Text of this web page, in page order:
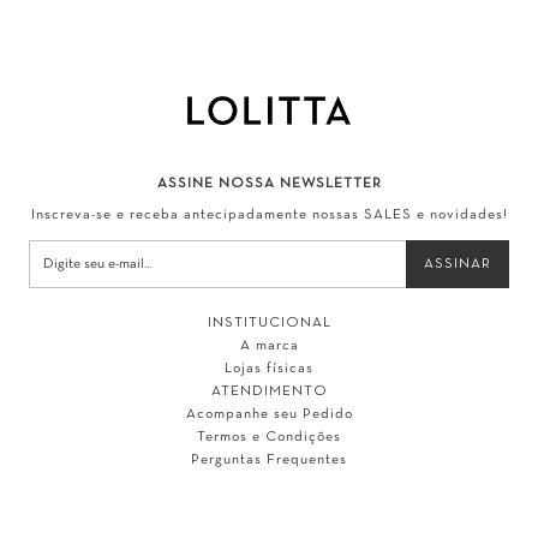
INSTITUCIONAL
A marca
Lojas físicas
ATENDIMENTO
Acompanhe seu Pedido
Termos e Condições
Perguntas Frequentes
ASSINE NOSSA NEWSLETTER
Inscreva-se e receba antecipadamente nossas SALES e novidades!